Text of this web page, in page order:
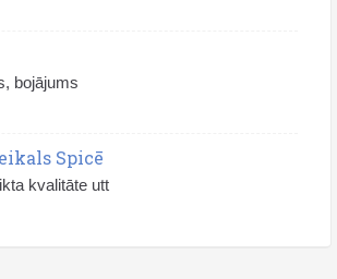
bojājums
Spicē
kvalitāte utt